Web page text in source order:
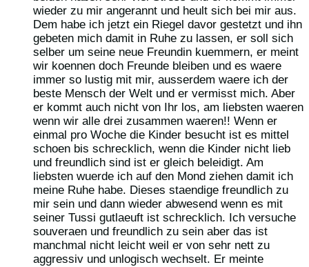
wieder zu mir angerannt und heult sich bei mir aus.
Dem habe ich jetzt ein Riegel davor gestetzt und ihn
gebeten mich damit in Ruhe zu lassen, er soll sich
selber um seine neue Freundin kuemmern, er meint
wir koennen doch Freunde bleiben und es waere
immer so lustig mit mir, ausserdem waere ich der
beste Mensch der Welt und er vermisst mich. Aber
er kommt auch nicht von Ihr los, am liebsten waeren
wenn wir alle drei zusammen waeren!! Wenn er
einmal pro Woche die Kinder besucht ist es mittel
schoen bis schrecklich, wenn die Kinder nicht lieb
und freundlich sind ist er gleich beleidigt. Am
liebsten wuerde ich auf den Mond ziehen damit ich
meine Ruhe habe. Dieses staendige freundlich zu
mir sein und dann wieder abwesend wenn es mit
seiner Tussi gutlaeuft ist schrecklich. Ich versuche
souveraen und freundlich zu sein aber das ist
manchmal nicht leicht weil er von sehr nett zu
aggressiv und unlogisch wechselt. Er meinte